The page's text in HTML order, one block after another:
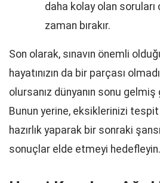
daha kolay olan
zaman bırakır.
Son olarak, sınavın önemli
hayatınızın da bir parçası
olursanız dünyanın sonu
Bunun yerine, eksiklerinizi
hazırlık yaparak bir sonraki
sonuçlar elde etmeyi hedefleyin.